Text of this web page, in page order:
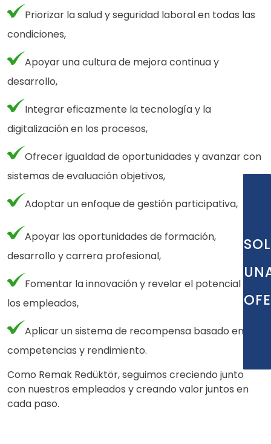
Priorizar la salud y seguridad laboral en todas las
condiciones,
Apoyar una cultura de mejora continua y
desarrollo,
Integrar eficazmente la tecnología y la
digitalización en los procesos,
Ofrecer igualdad de oportunidades y avanzar con
sistemas de evaluación objetivos,
Adoptar un enfoque de gestión participativa,
Apoyar las oportunidades de formación,
desarrollo y carrera profesional,
Fomentar la innovación y revelar el potencial de
los empleados,
Aplicar un sistema de recompensa basado en
competencias y rendimiento.
Como Remak Redüktör, seguimos creciendo junto
con nuestros empleados y creando valor juntos en
cada paso.